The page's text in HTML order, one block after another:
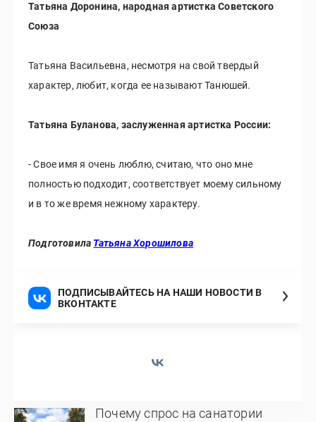
Татьяна Доронина, народная артистка Советского
Союза
Татьяна Васильевна, несмотря на свой твердый
характер, любит, когда ее называют Танюшей.
Татьяна Буланова, заслуженная артистка России:
- Свое имя я очень люблю, считаю, что оно мне
полностью подходит, соответствует моему сильному
и в то же время нежному характеру.
Подготовила Татьяна Хорошилова
ПОДПИСЫВАЙТЕСЬ НА НАШИ НОВОСТИ В
ВКОНТАКТЕ
Почему спрос на санатории